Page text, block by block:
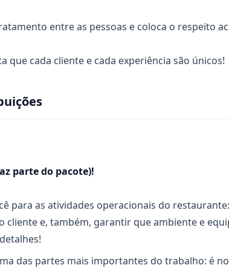
entre as pessoas e coloca o respeito
que cada cliente e cada experiência são únicos!
parte do pacote)!
para as atividades operacionais do
cliente e, também, garantir que ambiente e
das partes mais importantes do trabalho: é